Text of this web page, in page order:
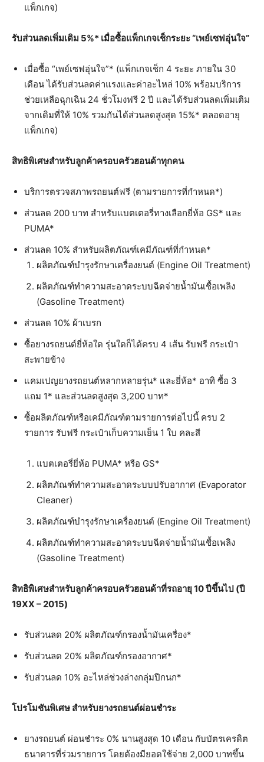
แพ็กเกจ)
รับส่วนลดเพิ่มเติม 5%* เมื่อซื้อแพ็กเกจเช็กระยะ“เพย์เซฟอุ่นใจ”
เมื่อซื้อ “เพย์เซฟอุ่นใจ”* (แพ็กเกจเช็ก 4 ระยะ ภายใน 30
เดือน ได้รับส่วนลดค่าแรงและค่าอะไหล่ 10% พร้อมบริการ
ช่วยเหลือฉุกเฉิน 24 ชั่วโมงฟรี 2 ปี และได้รับส่วนลดเพิ่มเติม
จากเดิมที่ให้ 10% รวมกันได้ส่วนลดสูงสุด 15%* ตลอดอายุ
แพ็กเกจ)
สิทธิพิเศษสำหรับลูกค้าครอบครัวฮอนด้าทุกคน
บริการตรวจสภาพรถยนต์ฟรี (ตามรายการที่กำหนด*)
ส่วนลด 200 บาท สำหรับแบตเตอรี่ทางเลือกยี่ห้อ GS* และ
PUMA*
ส่วนลด 10% สำหรับผลิตภัณฑ์เคมีภัณฑ์ที่กำหนด*
ผลิตภัณฑ์บำรุงรักษาเครื่องยนต์ (Engine Oil Treatment)
ผลิตภัณฑ์ทำความสะอาดระบบฉีดจ่ายน้ำมันเชื้อเพลิง
(Gasoline Treatment)
ส่วนลด 10% ผ้าเบรก
ซื้อยางรถยนต์ยี่ห้อใด รุ่นใดก็ได้ครบ 4 เส้น รับฟรี กระเป๋า
สะพายข้าง
แคมเปญยางรถยนต์หลากหลายรุ่น* และยี่ห้อ* อาทิ ซื้อ 3
แถม 1* และส่วนลดสูงสุด 3,200 บาท*
ซื้อผลิตภัณฑ์หรือเคมีภัณฑ์ตามรายการต่อไปนี้ ครบ 2
รายการ รับฟรี กระเป๋าเก็บความเย็น 1 ใบ คละสี
แบตเตอรี่ยี่ห้อ PUMA* หรือ GS*
ผลิตภัณฑ์ทำความสะอาดระบบปรับอากาศ (Evaporator
Cleaner)
ผลิตภัณฑ์บำรุงรักษาเครื่องยนต์ (Engine Oil Treatment)
ผลิตภัณฑ์ทำความสะอาดระบบฉีดจ่ายน้ำมันเชื้อเพลิง
(Gasoline Treatment)
สิทธิพิเศษสำหรับลูกค้าครอบครัวฮอนด้าที่รถอายุ10ปีขึ้นไป (ปี
19XX – 2015)
รับส่วนลด 20% ผลิตภัณฑ์กรองน้ำมันเครื่อง*
รับส่วนลด 20% ผลิตภัณฑ์กรองอากาศ*
รับส่วนลด 10% อะไหล่ช่วงล่างกลุ่มปีกนก*
โปรโมชันพิเศษ สำหรับยางรถยนต์ผ่อนชำระ
ยางรถยนต์ ผ่อนชำระ 0% นานสูงสุด 10 เดือน กับบัตรเครดิต
ธนาคารที่ร่วมรายการ โดยต้องมียอดใช้จ่าย 2,000 บาทขึ้น